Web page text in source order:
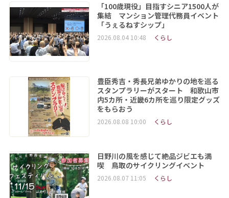
「100歳現役」目指すシニア1500人が
集結 マンション管理代務員イベント
「うぇるねすシップ」
2026.08.04 10:48 くらし
豊臣秀吉・秀長兄弟ゆかりの地を巡る
スタンプラリーがスタート 和歌山市
内5カ所・近畿6カ所を巡り限定グッズ
をもらおう
2026.08.08 10:00 くらし
日野川の風を感じて絶品ジビエも満
喫 鳥取のサイクリングイベント
2026.08.07 11:05 くらし